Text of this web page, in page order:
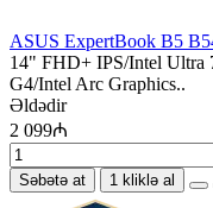
ASUS ExpertBook B5
14" FHD+ IPS/Intel
G4/Intel Arc Graphics..
Əldədir
2 099₼
Səbətə at 1 kliklə al